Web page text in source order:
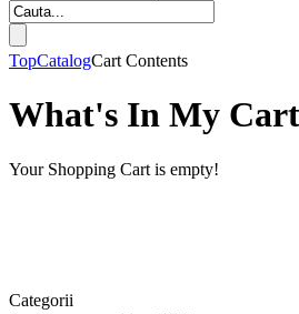
TopCatalogCart Contents
What's In My
Your Shopping Cart is empty!
Categorii